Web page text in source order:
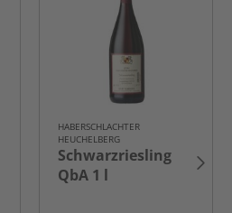
HABERSCHLACHTER
HEUCHELBERG
Schwarzriesling
QbA 1 l